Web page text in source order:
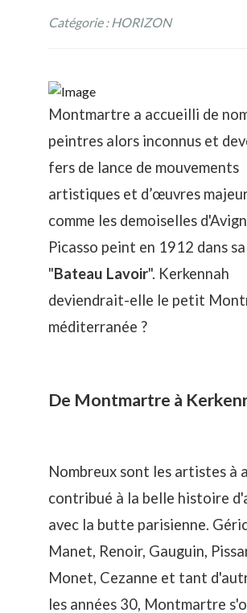
Catégorie : HORIZON
Montmartre a accueilli de
peintres alors inconnus et
fers de lance de mouvements
artistiques et d’œuvres
comme les demoiselles
Picasso peint en 1912 dans
"Bateau Lavoir". Kerkennah
deviendrait-elle le petit
méditerranée ?
De Montmartre à
Nombreux sont les artistes à
contribué à la belle histoire
avec la butte parisienne.
Manet, Renoir, Gauguin,
Monet, Cezanne et tant
les années 30, Montmartre